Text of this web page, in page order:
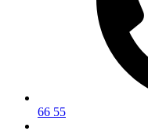
66 55